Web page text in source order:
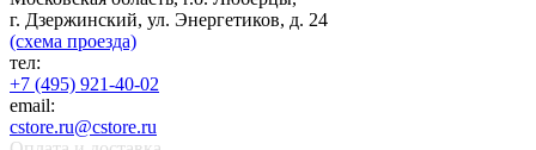
г. Дзержинский, ул. Энергетиков, д. 24
(схема проезда)
тел:
+7 (495) 921-40-02
email:
cstore.ru@cstore.ru